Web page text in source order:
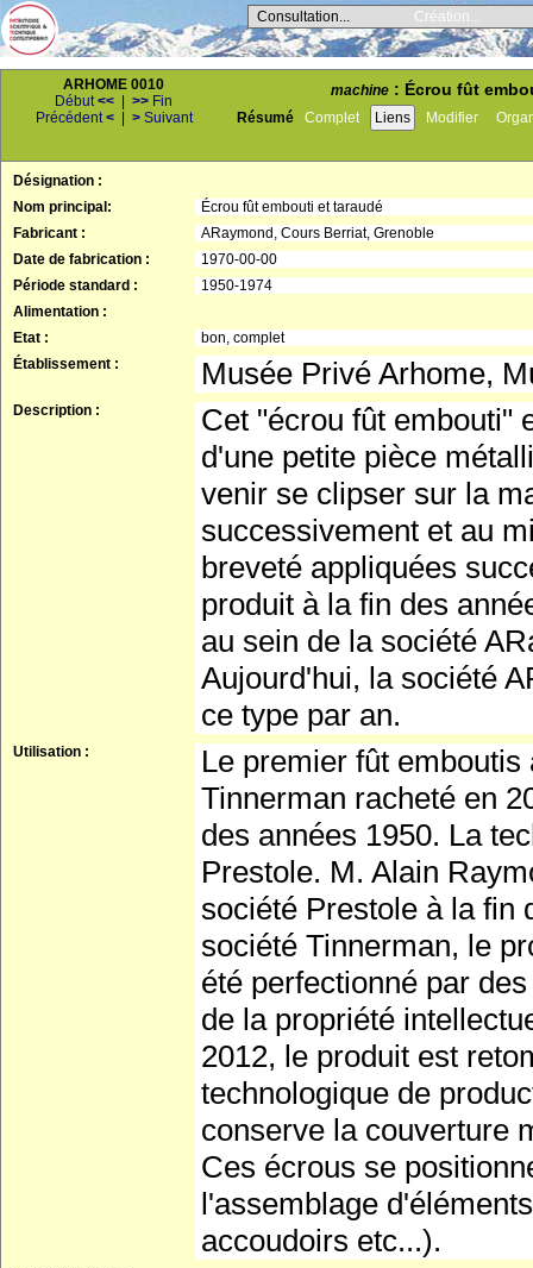
Consultation... Création...
ARHOME 0010
Début<< >> Fin
Précédent< > Suivant
machine : Écrou fût
Résumé Complet Liens Modifier
Désignation :
Nom principal:
Écrou fût embouti et taraudé
Fabricant :
ARaymond, Cours Berriat, Grenoble
Date de fabrication :
1970-00-00
Période standard :
1950-1974
Alimentation :
Etat :
bon, complet
Établissement :
Musée Privé Arhome,
Description :
Cet "écrou fût embouti"
d'une petite pièce
venir se clipser sur la
successivement et au
breveté appliquées
produit à la fin des
au sein de la société
Aujourd'hui, la société
ce type par an.
Utilisation :
Le premier fût
Tinnerman racheté en
des années 1950. La
Prestole. M. Alain
société Prestole à la fin
société Tinnerman, le
été perfectionné par
de la propriété
2012, le produit est
technologique de
conserve la couverture
Ces écrous se
l'assemblage
accoudoirs etc...).